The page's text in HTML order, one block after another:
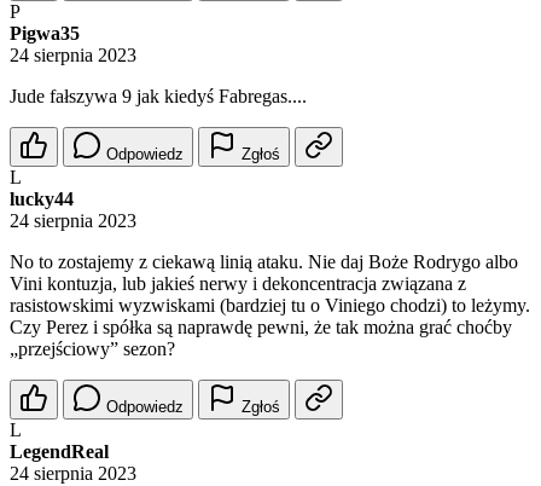
P
Pigwa35
24 sierpnia 2023
Jude fałszywa 9 jak kiedyś Fabregas....
Odpowiedz Zgłoś
L
lucky44
24 sierpnia 2023
No to zostajemy z ciekawą linią ataku. Nie daj Boże Rodrygo albo
Vini kontuzja, lub jakieś nerwy i dekoncentracja związana z
rasistowskimi wyzwiskami (bardziej tu o Viniego chodzi) to leżymy.
Czy Perez i spółka są naprawdę pewni, że tak można grać choćby
„przejściowy” sezon?
Odpowiedz Zgłoś
L
LegendReal
24 sierpnia 2023